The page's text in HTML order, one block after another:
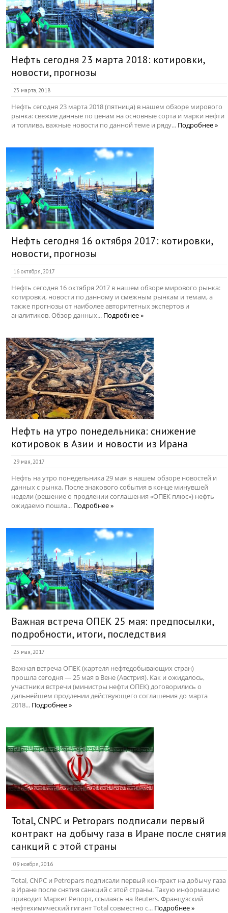
Нефть сегодня 23 марта 2018: котировки,
новости, прогнозы
23 марта, 2018
Нефть сегодня 23 марта 2018 (пятница) в нашем обзоре мирового
рынка: свежие данные по ценам на основные сорта и марки нефти
и топлива, важные новости по данной теме и ряду... Подробнее »
Нефть сегодня 16 октября 2017: котировки,
новости, прогнозы
16 октября, 2017
Нефть сегодня 16 октября 2017 в нашем обзоре мирового рынка:
котировки, новости по данному и смежным рынкам и темам, а
также прогнозы от наиболее авторитетных экспертов и
аналитиков. Обзор данных... Подробнее »
Нефть на утро понедельника: снижение
котировок в Азии и новости из Ирана
29 мая, 2017
Нефть на утро понедельника 29 мая в нашем обзоре новостей и
данных с рынка. После знакового события в конце минувшей
недели (решение о продлении соглашения «ОПЕК плюс») нефть
ожидаемо пошла... Подробнее »
Важная встреча ОПЕК 25 мая: предпосылки,
подробности, итоги, последствия
25 мая, 2017
Важная встреча ОПЕК (картеля нефтедобывающих стран)
прошла сегодня — 25 мая в Вене (Австрия). Как и ожидалось,
участники встречи (министры нефти ОПЕК) договорились о
дальнейшем продлении действующего соглашения до марта
2018... Подробнее »
Total, CNPC и Petropars подписали первый
контракт на добычу газа в Иране после снятия
санкций с этой страны
09 ноября, 2016
Total, CNPC и Petropars подписали первый контракт на добычу газа
в Иране после снятия санкций с этой страны. Такую информацию
приводит Маркет Репорт, ссылаясь на Reuters. Французский
нефтехимический гигант Total совместно с... Подробнее »